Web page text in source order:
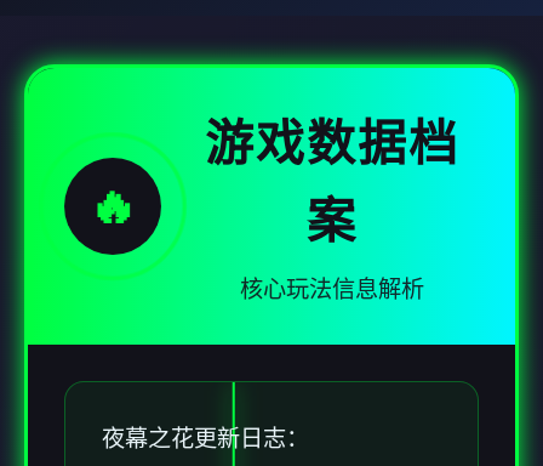
🔥
游戏数据档
案
核心玩法信息解析
夜幕之花更新日志：